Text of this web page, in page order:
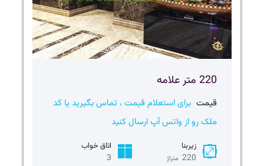
220 متر علامه
قیمت برای استعلام قیمت ، تماس بگیرید یا کد
ملک رو از واتس آپ ارسال کنید
زیربنا
220 متراژ
اتاق خواب
3